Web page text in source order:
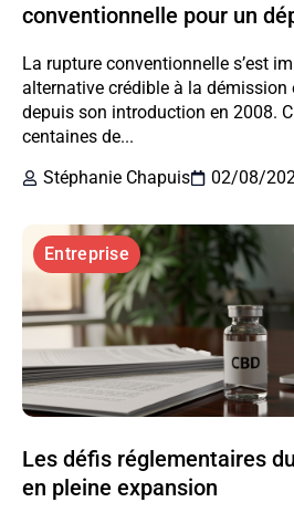
conventionnelle pour un
La rupture conventionnelle s’est
alternative crédible à la démission
depuis son introduction en 2008.
centaines de...
Stéphanie Chapuis
02/08/
Entreprise
Les défis réglementaires
en pleine expansion